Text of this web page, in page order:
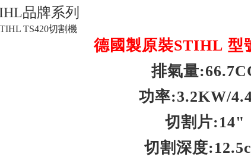
品牌系列
TS420切割機
德國製原裝STIHL 型
排氣量
功率:3.2KW/
切割片:14"
切割深度